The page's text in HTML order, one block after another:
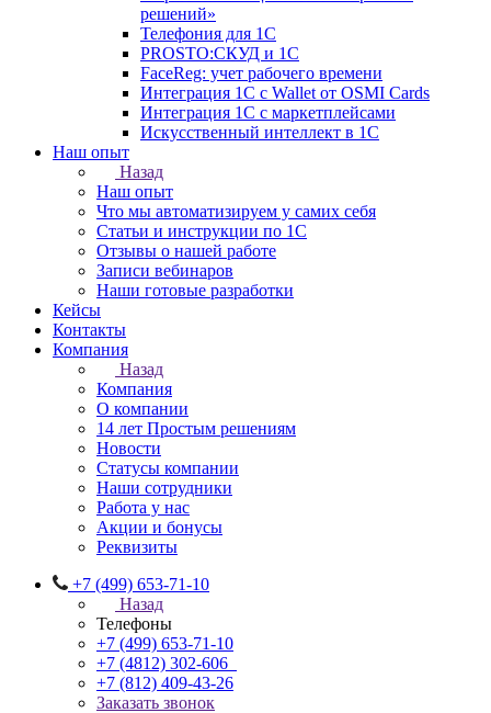
решений»
Телефония для 1С
PROSTO:СКУД и 1С
FaceReg: учет рабочего времени
Интеграция 1С с Wallet от OSMI Cards
Интеграция 1С с маркетплейсами
Искусственный интеллект в 1С
Наш опыт
Назад
Наш опыт
Что мы автоматизируем у самих себя
Статьи и инструкции по 1С
Отзывы о нашей работе
Записи вебинаров
Наши готовые разработки
Кейсы
Контакты
Компания
Назад
Компания
О компании
14 лет Простым решениям
Новости
Статусы компании
Наши сотрудники
Работа у нас
Акции и бонусы
Реквизиты
+7 (499) 653-71-10
Назад
Телефоны
+7 (499) 653-71-10
+7 (4812) 302-606
+7 (812) 409-43-26
Заказать звонок